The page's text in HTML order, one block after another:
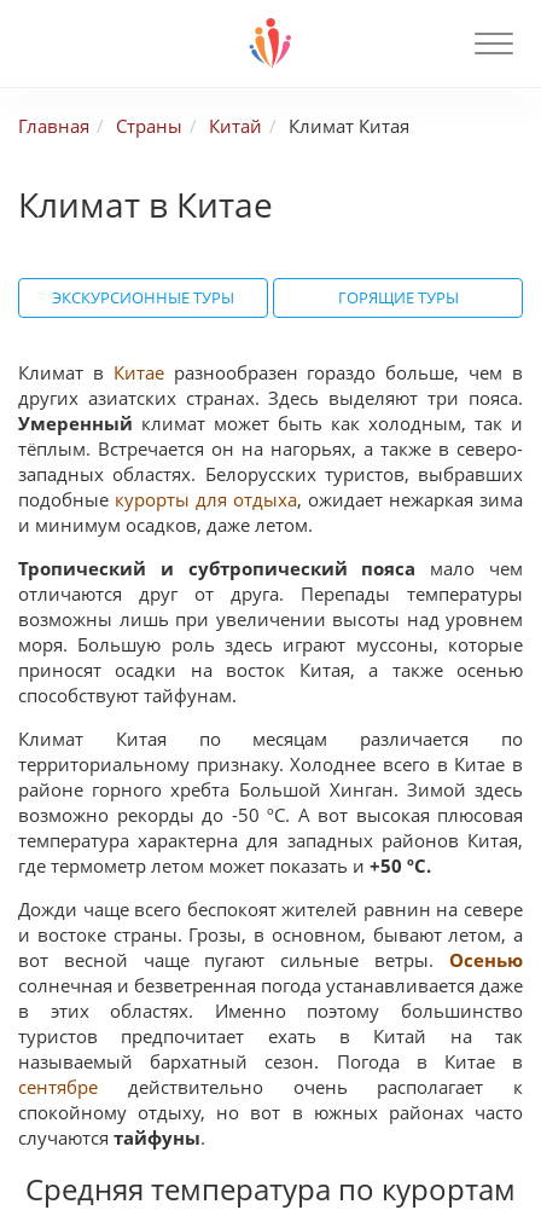
Главная Страны Китай Климат Китая
Климат в Китае
ЭКСКУРСИОННЫЕ ТУРЫ ГОРЯЩИЕ ТУРЫ
Климат в Китаеразнообразен гораздо больше, чем в
других азиатских странах. Здесь выделяют три пояса.
Умеренный климат может быть как холодным, так и
тёплым. Встречается он на нагорьях, а также в северо-
западных областях. Белорусских туристов, выбравших
подобные курорты для отдыха, ожидает нежаркая зима
и минимум осадков, даже летом.
Тропический и субтропический пояса мало чем
отличаются друг от друга. Перепады температуры
возможны лишь при увеличении высоты над уровнем
моря. Большую роль здесь играют муссоны, которые
приносят осадки на восток Китая, а также осенью
способствуют тайфунам.
Климат Китая по месяцам различается по
территориальному признаку. Холоднее всего в Китае в
районе горного хребта Большой Хинган. Зимой здесь
возможно рекорды до -50 ºС. А вот высокая плюсовая
температура характерна для западных районов Китая,
где термометр летом может показать и +50 ºС.
Дожди чаще всего беспокоят жителей равнин на севере
и востоке страны. Грозы, в основном, бывают летом, а
вот весной чаще пугают сильные ветры. Осенью
солнечная и безветренная погода устанавливается даже
в этих областях. Именно поэтому большинство
туристов предпочитает ехать в Китай на так
называемый бархатный сезон. Погода в Китае в
сентябре действительно очень располагает к
спокойному отдыху, но вот в южных районах часто
случаются тайфуны.
Средняя температура по курортам